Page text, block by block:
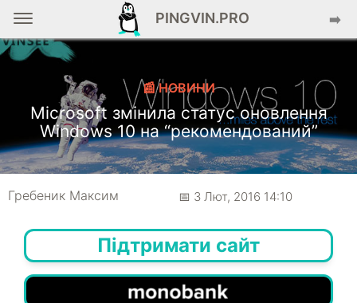
PINGVIN.PRO ➡️
📰 НОВИНИ
Microsoft змінила статус оновлення
Windows 10 на “рекомендований”
Гребеник Максим 📅 3 Лют, 2016 14:10
Підтримати сайт